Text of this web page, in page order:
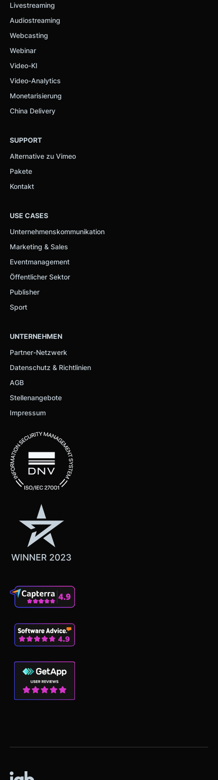
Livestreaming
Audiostreaming
Webcasting
Webinar
Video-KI
Video-Analytics
Monetarisierung
China Delivery
SUPPORT
Alternative zu Vimeo
Pakete
Kontakt
USE CASES
Unternehmenskommunikation
Marketing & Sales
Eventmanagement
Öffentlicher Sektor
Publisher
Sport
UNTERNEHMEN
Partner-Netzwerk
Datenschutz & Richtlinien
AGB
Stellenangebote
Impressum